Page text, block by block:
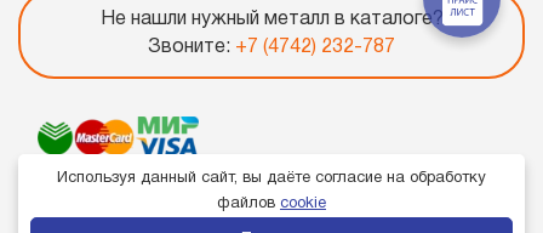
Не нашли нужный металл в каталоге?
Звоните: +7 (4742) 232-787
Используя данный сайт, вы даёте согласие на обработку
файлов cookie